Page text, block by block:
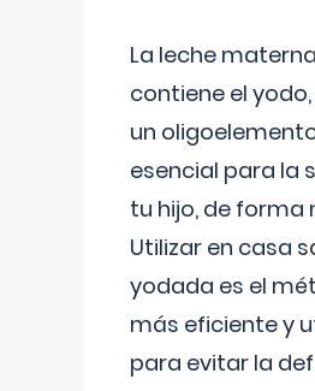
La leche materna
contiene el
un
esencial para la
tu hijo, de forma
Utilizar en casa
yodada es el
más eficiente y
para evitar la